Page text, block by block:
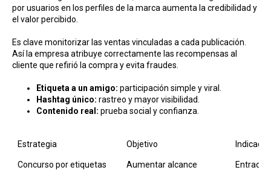
por usuarios en los perfiles de la marca aumenta la credibilidad y
el valor percibido.
Es clave monitorizar las ventas vinculadas a cada publicación.
Así la empresa atribuye correctamente las recompensas al
cliente que refirió la compra y evita fraudes.
Etiqueta a un amigo: participación simple y viral.
Hashtag único: rastreo y mayor visibilidad.
Contenido real: prueba social y confianza.
Estrategia Objetivo Indicador
Concurso por etiquetas Aumentar alcance